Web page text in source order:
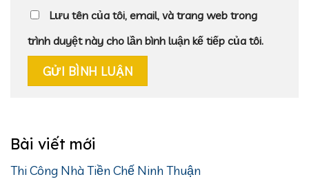
Lưu tên của tôi, email, và trang web trong
trình duyệt này cho lần bình luận kế tiếp của tôi.
Bài viết mới
Thi Công Nhà Tiền Chế Ninh Thuận